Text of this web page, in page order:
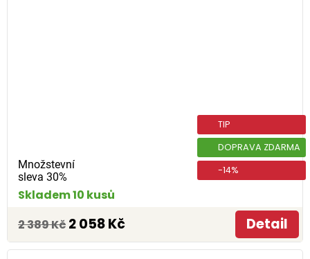
Množstevní
sleva 30%
TIP
DOPRAVA ZDARMA
-14%
Skladem 10 kusů
2 389 Kč 2 058 Kč Detail